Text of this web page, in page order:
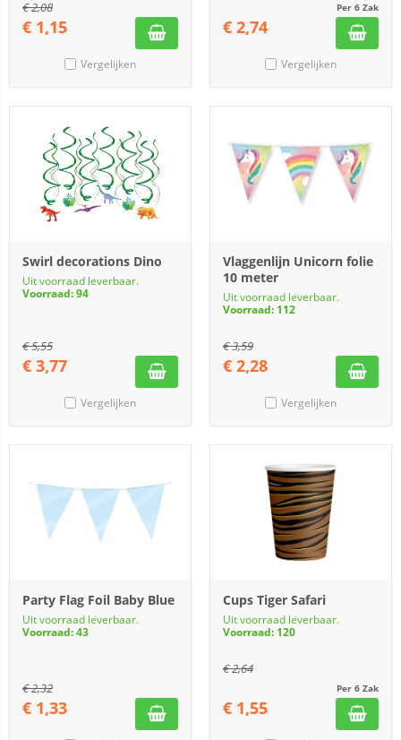
€2,08
€ 1,15
Vergelijken
Per 6 Zak
€ 2,74
Vergelijken
Swirl decorations Dino
Uit voorraad leverbaar.
Voorraad: 94
€5,55
€ 3,77
Vergelijken
Vlaggenlijn Unicorn folie
10 meter
Uit voorraad leverbaar.
Voorraad: 112
€3,59
€ 2,28
Vergelijken
Party Flag Foil Baby Blue
Uit voorraad leverbaar.
Voorraad: 43
€2,32
€ 1,33
Cups Tiger Safari
Uit voorraad leverbaar.
Voorraad: 120
€2,64
Per 6 Zak
€ 1,55